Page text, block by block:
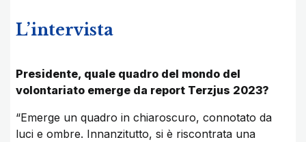
L’intervista
Presidente, quale quadro del mondo del
volontariato emerge da report Terzjus 2023?
“Emerge un quadro in chiaroscuro, connotato da
luci e ombre. Innanzitutto, si è riscontrata una